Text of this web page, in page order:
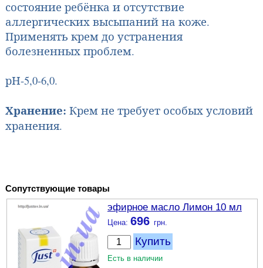
состояние ребёнка и отсутствие
аллергических высыпаний на коже.
Применять крем до устранения
болезненных проблем.
рН-5,0-6,0.
Хранение: Крем не требует особых условий
хранения.
Сопутствующие товары
эфирное масло Лимон 10 мл
696
Есть в наличии